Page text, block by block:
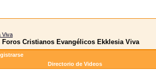
Viva
Foros Cristianos Evangélicos Ekklesia Viva
Directorio de Videos